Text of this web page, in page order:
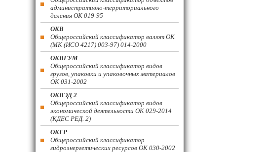
административно-территориального
деления ОК 019-95
ОКВ
Общероссийский классификатор валют ОК
(МК (ИСО 4217) 003-97) 014-2000
ОКВГУМ
Общероссийский классификатор видов
грузов, упаковки и упаковочных материалов
ОК 031-2002
ОКВЭД 2
Общероссийский классификатор видов
экономической деятельности ОК 029-2014
(КДЕС РЕД. 2)
ОКГР
Общероссийский классификатор
гидроэнергетических ресурсов ОК 030-2002